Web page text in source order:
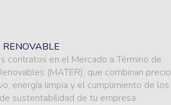
RENOVABLE
contratos en el Mercado a Término de
(MATER), que combinan precio
energía limpia y el cumplimiento de los
sustentabilidad de tu empresa.